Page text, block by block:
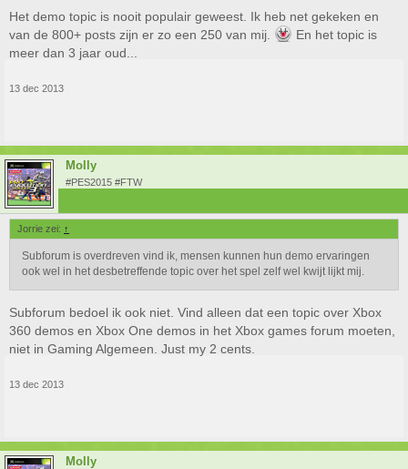
Het demo topic is nooit populair geweest. Ik heb net gekeken en
van de 800+ posts zijn er zo een 250 van mij.
En het topic is
meer dan 3 jaar oud...
13 dec 2013
Molly
#PES2015 #FTW
Jorrie zei: ↑
Subforum is overdreven vind ik, mensen kunnen hun demo ervaringen
ook wel in het desbetreffende topic over het spel zelf wel kwijt lijkt mij.
Subforum bedoel ik ook niet. Vind alleen dat een topic over Xbox
360 demos en Xbox One demos in het Xbox games forum moeten,
niet in Gaming Algemeen. Just my 2 cents.
13 dec 2013
Molly